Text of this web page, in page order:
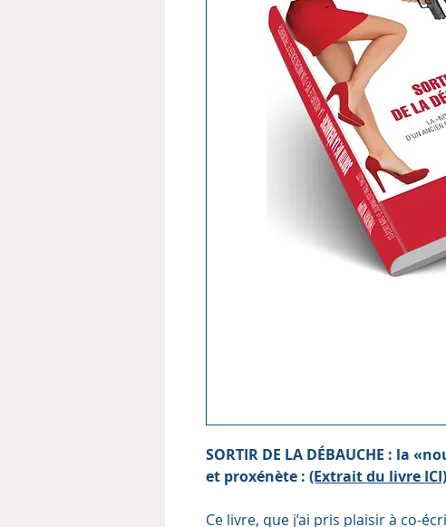
SORTIR DE LA DÉBAUCHE : la
et proxénète : (Extrait du livre ICI)
Ce livre, que j’ai pris plaisir à co-